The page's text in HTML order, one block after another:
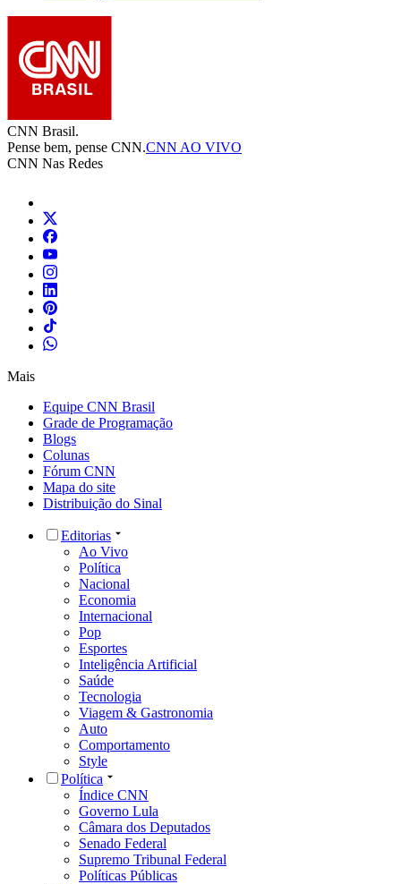
CNN Brasil.
Pense bem, pense CNN.CNN AO VIVO
CNN Nas Redes
Mais
Equipe CNN Brasil
Grade de Programação
Blogs
Colunas
Fórum CNN
Mapa do site
Distribuição do Sinal
Editorias
Ao Vivo
Política
Nacional
Economia
Internacional
Pop
Esportes
Inteligência Artificial
Saúde
Tecnologia
Viagem & Gastronomia
Auto
Comportamento
Style
Política
Índice CNN
Governo Lula
Câmara dos Deputados
Senado Federal
Supremo Tribunal Federal
Políticas Públicas